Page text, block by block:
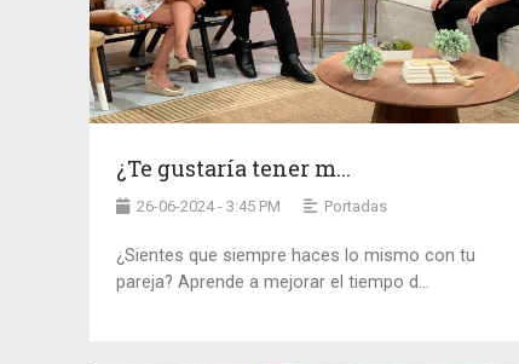
¿Te gustaría tener m...
26-06-2024 - 3:45 PM Portadas
¿Sientes que siempre haces lo mismo con tu
pareja? Aprende a mejorar el tiempo d...